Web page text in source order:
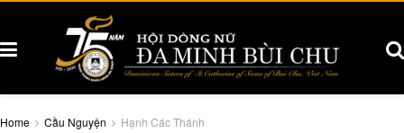
Home Cầu Nguyện Hạnh Các Thánh